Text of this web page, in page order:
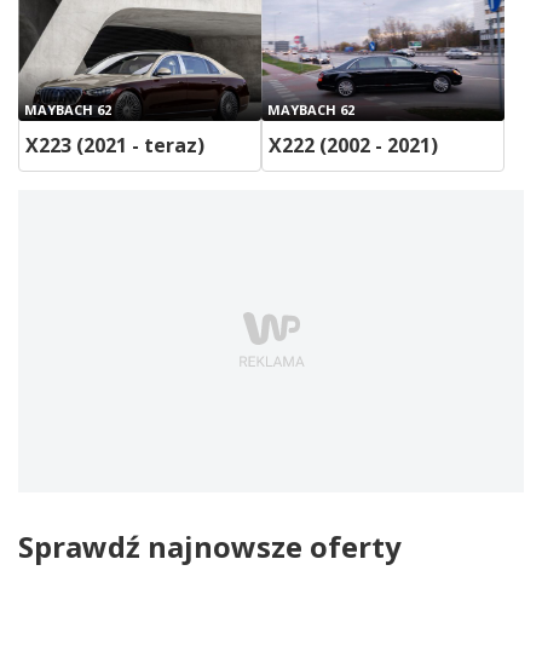
MAYBACH 62
X223 (2021 - teraz)
MAYBACH 62
X222 (2002 - 2021)
Sprawdź najnowsze oferty